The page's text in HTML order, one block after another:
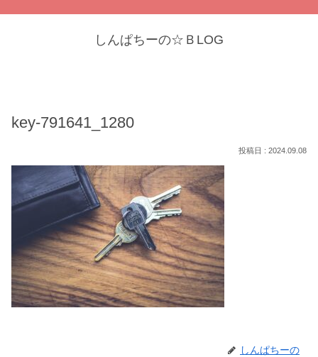
しんぱちーの☆ＢLOG
key-791641_1280
2024.09.08
しんぱちーの